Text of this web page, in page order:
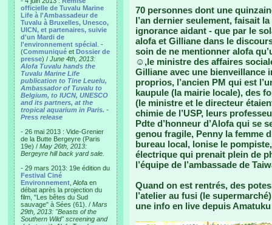
officielle de Tuvalu Marine
Life à l'Ambassadeur de
Tuvalu à Bruxelles, Unesco,
UICN, et partenaires, suivie
d'un Mardi de
l'environnement spécial . -
(Communiqué et Dossier de
presse) / June 4th, 2013:
Alofa Tuvalu hands the
Tuvalu Marine Life
publication to Tine Leuelu,
Ambassador of Tuvalu to
Belgium, to IUCN, UNESCO
and its partners, at the
tropical aquarium in Paris. -
Press release
- 26 mai 2013 : Vide-Grenier
de la Butte Bergeyre (Paris
19e) / May 26th, 2013:
Bergeyre hill back yard sale.
- 29 mars 2013: 19e édition du
Festival Ciné
Environnement , Alofa en
débat après la projection du
film, "Les bêtes du Sud
sauvage" à Sées (61). / Mars
29th, 2013: "Beasts of the
Southern Wild" screening and
70 personnes dont une
l’an dernier seulement, faisait
ignorance aidant - que par le
alofa et Gilliane dans le
soin de ne mentionner alofa
☺,le ministre des affaires
Gilliane avec une bienveillance
proprios, l’ancien PM qui est
kaupule (la mairie locale), des
(le ministre et le directeur
chimie de l’USP, leurs
Pdte d’honneur d’Alofa qui se
genou fragile, Penny la femme
bureau local, lonise le
électrique qui prenait plein de
l’équipe de l’ambassade de
Quand on est rentrés, des
l’atelier au fusi (le
une info en live depuis